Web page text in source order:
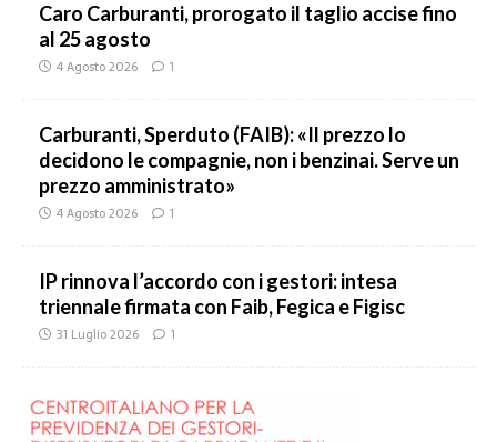
Caro Carburanti, prorogato il taglio accise fino
al 25 agosto
4 Agosto 2026 1
Carburanti, Sperduto (FAIB): «Il prezzo lo
decidono le compagnie, non i benzinai. Serve un
prezzo amministrato»
4 Agosto 2026 1
IP rinnova l’accordo con i gestori: intesa
triennale firmata con Faib, Fegica e Figisc
31 Luglio 2026 1